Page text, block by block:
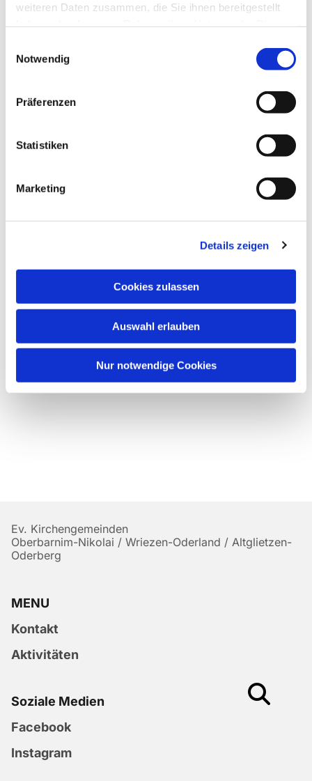
weiteren Daten zusammen, die Sie ihnen bereitgestellt
Notwendig
Präferenzen
Statistiken
Marketing
Details zeigen
Cookies zulassen
Auswahl erlauben
Nur notwendige Cookies
Dies könnte Sie auch
Ev. Kirchengemeinden
Oberbarnim-Nikolai / Wriezen-Oderland / Altglietzen-
Oderberg
MENU
Kontakt
Aktivitäten
Soziale Medien
Facebook
Instagram